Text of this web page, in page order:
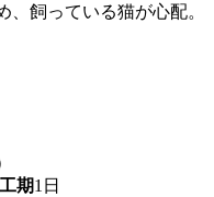
飼っている猫が心配。
工期1日